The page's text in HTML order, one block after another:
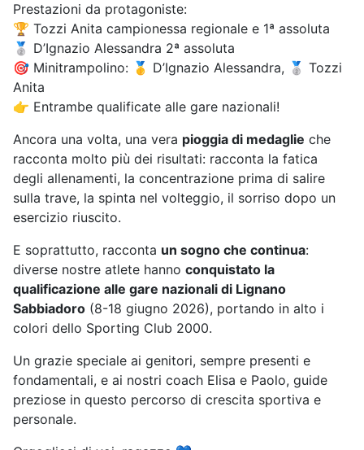
Prestazioni da protagoniste:
🏆 Tozzi Anita campionessa regionale e 1ª assoluta
🥈 D’Ignazio Alessandra 2ª assoluta
🎯 Minitrampolino: 🥇 D’Ignazio Alessandra, 🥈 Tozzi
Anita
👉 Entrambe qualificate alle gare nazionali!
Ancora una volta, una vera pioggia di medaglie che
racconta molto più dei risultati: racconta la fatica
degli allenamenti, la concentrazione prima di salire
sulla trave, la spinta nel volteggio, il sorriso dopo un
esercizio riuscito.
E soprattutto, racconta un sogno che continua:
diverse nostre atlete hanno conquistato la
qualificazione alle gare nazionali di Lignano
Sabbiadoro (8-18 giugno 2026), portando in alto i
colori dello Sporting Club 2000.
Un grazie speciale ai genitori, sempre presenti e
fondamentali, e ai nostri coach Elisa e Paolo, guide
preziose in questo percorso di crescita sportiva e
personale.